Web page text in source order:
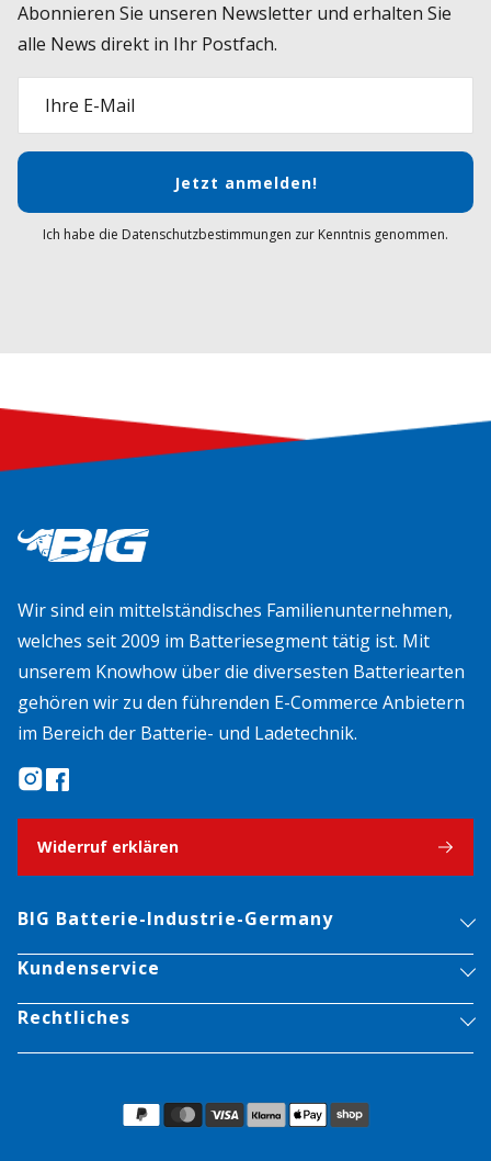
Abonnieren Sie unseren Newsletter und erhalten Sie
alle News direkt in Ihr Postfach.
Ihre E-Mail
Jetzt anmelden!
Ich habe die Datenschutzbestimmungen zur Kenntnis genommen.
Wir sind ein mittelständisches Familienunternehmen,
welches seit 2009 im Batteriesegment tätig ist. Mit
unserem Knowhow über die diversesten Batteriearten
gehören wir zu den führenden E-Commerce Anbietern
im Bereich der Batterie- und Ladetechnik.
Widerruf erklären
BIG Batterie-Industrie-Germany
Kundenservice
Rechtliches